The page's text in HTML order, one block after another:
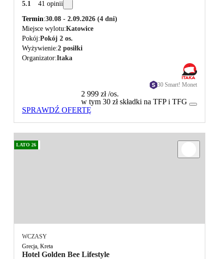
5.1 41 opinii
Termin 30.08 - 2.09.2026 (4 dni)
Miejsce wylotu Katowice
Pokój Pokój 2 os.
Wyżywienie 2 posiłki
Organizator Itaka
30 Smart! Monet
2 999 zł/os.
w tym 30 zł składki na TFP i TFG
SPRAWDŹ OFERTĘ
LATO 26
WCZASY
Grecja, Kreta
Hotel Golden Bee Lifestyle